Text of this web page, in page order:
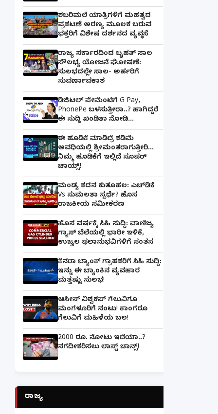
ಶಬರಿಮಲೆ ಯಾತ್ರಿಗಳಿಗೆ ಮಹತ್ವದ
ಪ್ರಕಟಣೆ ಅರಣ್ಯ ಮೂಲಕ ಬರುವ
ಭಕ್ತರಿಗೆ ವಿಶೇಷ ದರ್ಶನದ ವ್ಯವಸ್ಥೆ
ರಾಜ್ಯ ಸರ್ಕಾರದಿಂದ ಬೃಹತ್ ಸಾಲ
ಸೌಲಭ್ಯ ಯೋಜನೆ ಘೋಷಣೆ:
ಸುಲಭದಲ್ಲೇ ಸಾಲ- ಅರ್ಹರಿಗೆ
ಸುವರ್ಣಾವಕಾಶ
ಡಿಜಿಟಲ್ ಪೇಮೆಂಟಿಗೆ G Pay,
PhonePe ಬಳಸುತ್ತೀರಾ..? ಹಾಗಿದ್ದರೆ
ಈ ಸುದ್ದಿ ಖಂಡಿತಾ ನೋಡಿ...
ಈ ಹೂಡಿಕೆ ಮಾಡಿದ್ರೆ ಕಡಿಮೆ
ಅವಧಿಯಲ್ಲಿ ಶ್ರೀಮಂತರಾಗುತ್ತೀರಿ...
ನಿಮ್ಮ ಹೂಡಿಕೆಗೆ ಇಲ್ಲಿದೆ ಸೂಪರ್
ಚಾಯ್ಸ್‌!
ಮಂಡ್ಯ ಕದನ ಕುತೂಹಲ: ಎಚ್‌ಡಿಕೆ
Vs ಸುಮಲತಾ ಸ್ಪರ್ಧೆ? ಹೊಸ
ರಾಜಕೀಯ ಸಮೀಕರಣ
ಹೊಸ ವರ್ಷಕ್ಕೆ ಸಿಹಿ ಸುದ್ದಿ: ವಾಣಿಜ್ಯ
ಗ್ಯಾಸ್‌ ಬೆಲೆಯಲ್ಲಿ ಭಾರೀ ಇಳಿಕೆ,
ಉಜ್ವಲ ಫಲಾನುಭವಿಗಳಿಗೆ ಸಂತಸ
ಕೆನರಾ ಬ್ಯಾಂಕ್‌ ಗ್ರಾಹಕರಿಗೆ ಸಿಹಿ ಸುದ್ದಿ:
ಇನ್ನು ಈ ಬ್ಯಾಂಕಿನ ವ್ಯವಹಾರ
ಮತ್ತಷ್ಟು ಸುಲಭ!
ಆಸೀಸ್ ವಿಶ್ವಕಪ್ ಗೆಲುವಿಗೂ
ಮಂಗಳೂರಿಗೆ ನಂಟು! ಕಾಂಗರೂ
ಗೆಲುವಿಗೆ ಮಹಿಳೆಯ ಬಲ!
2000 ರೂ. ನೋಟು ಇದೆಯಾ..?
ನಗದೀಕರಿಸಲು ಲಾಸ್ಟ್‌ ಚಾನ್ಸ್‌!
ರಾಜ್ಯ